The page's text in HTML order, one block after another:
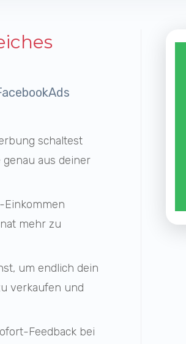
schaltest
aus deiner
Einkommen
mehr zu
um endlich dein
verkaufen und
Feedback bei